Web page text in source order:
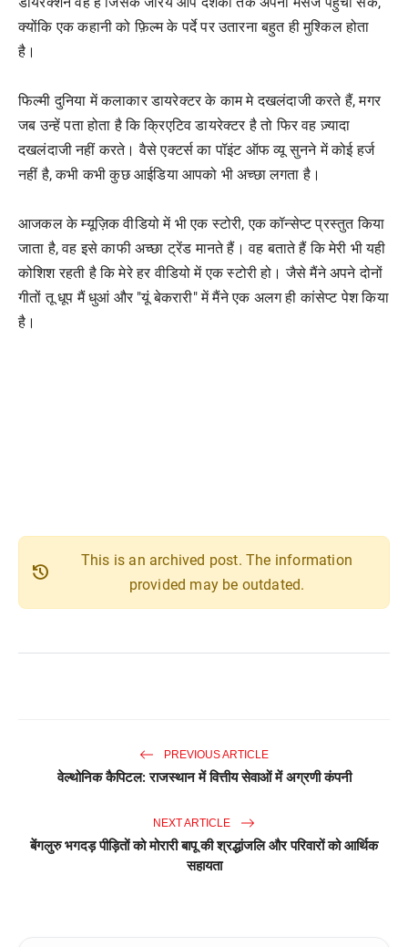
क्योंकि एक कहानी को फ़िल्म के पर्दे पर उतारना बहुत ही मुश्किल होता
है।
फिल्मी दुनिया में कलाकार डायरेक्टर के काम मे दखलंदाजी करते हैं, मगर
जब उन्हें पता होता है कि क्रिएटिव डायरेक्टर है तो फिर वह ज़्यादा
दखलंदाजी नहीं करते। वैसे एक्टर्स का पॉइंट ऑफ व्यू सुनने में कोई हर्ज
नहीं है, कभी कभी कुछ आईडिया आपको भी अच्छा लगता है।
आजकल के म्यूज़िक वीडियो में भी एक स्टोरी, एक कॉन्सेप्ट प्रस्तुत किया
जाता है, वह इसे काफी अच्छा ट्रेंड मानते हैं। वह बताते हैं कि मेरी भी यही
कोशिश रहती है कि मेरे हर वीडियो में एक स्टोरी हो। जैसे मैंने अपने दोनों
गीतों तू धूप मैं धुआं और "यूं बेकरारी" में मैंने एक अलग ही कांसेप्ट पेश किया
है।
history
This is an archived post. The information
provided may be outdated.
PREVIOUS ARTICLE
वेल्थोनिक कैपिटल: राजस्थान में वित्तीय सेवाओं में अग्रणी कंपनी
NEXT ARTICLE
बेंगलुरु भगदड़ पीड़ितों को मोरारी बापू की श्रद्धांजलि और परिवारों को आर्थिक
सहायता